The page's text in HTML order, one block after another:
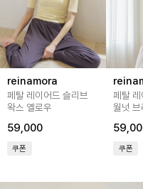
reinamora
페탈 레이어드 슬리브
왁스 옐로우
59,000
쿠폰
페탈 레
월넛 브
쿠폰